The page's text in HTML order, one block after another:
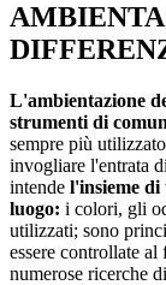
L'ambientazione
strumenti di
sempre più
invogliare l'entrata
intende l'insieme di
luogo: i colori, gli
utilizzati; sono
essere controllate
numerose ricerche